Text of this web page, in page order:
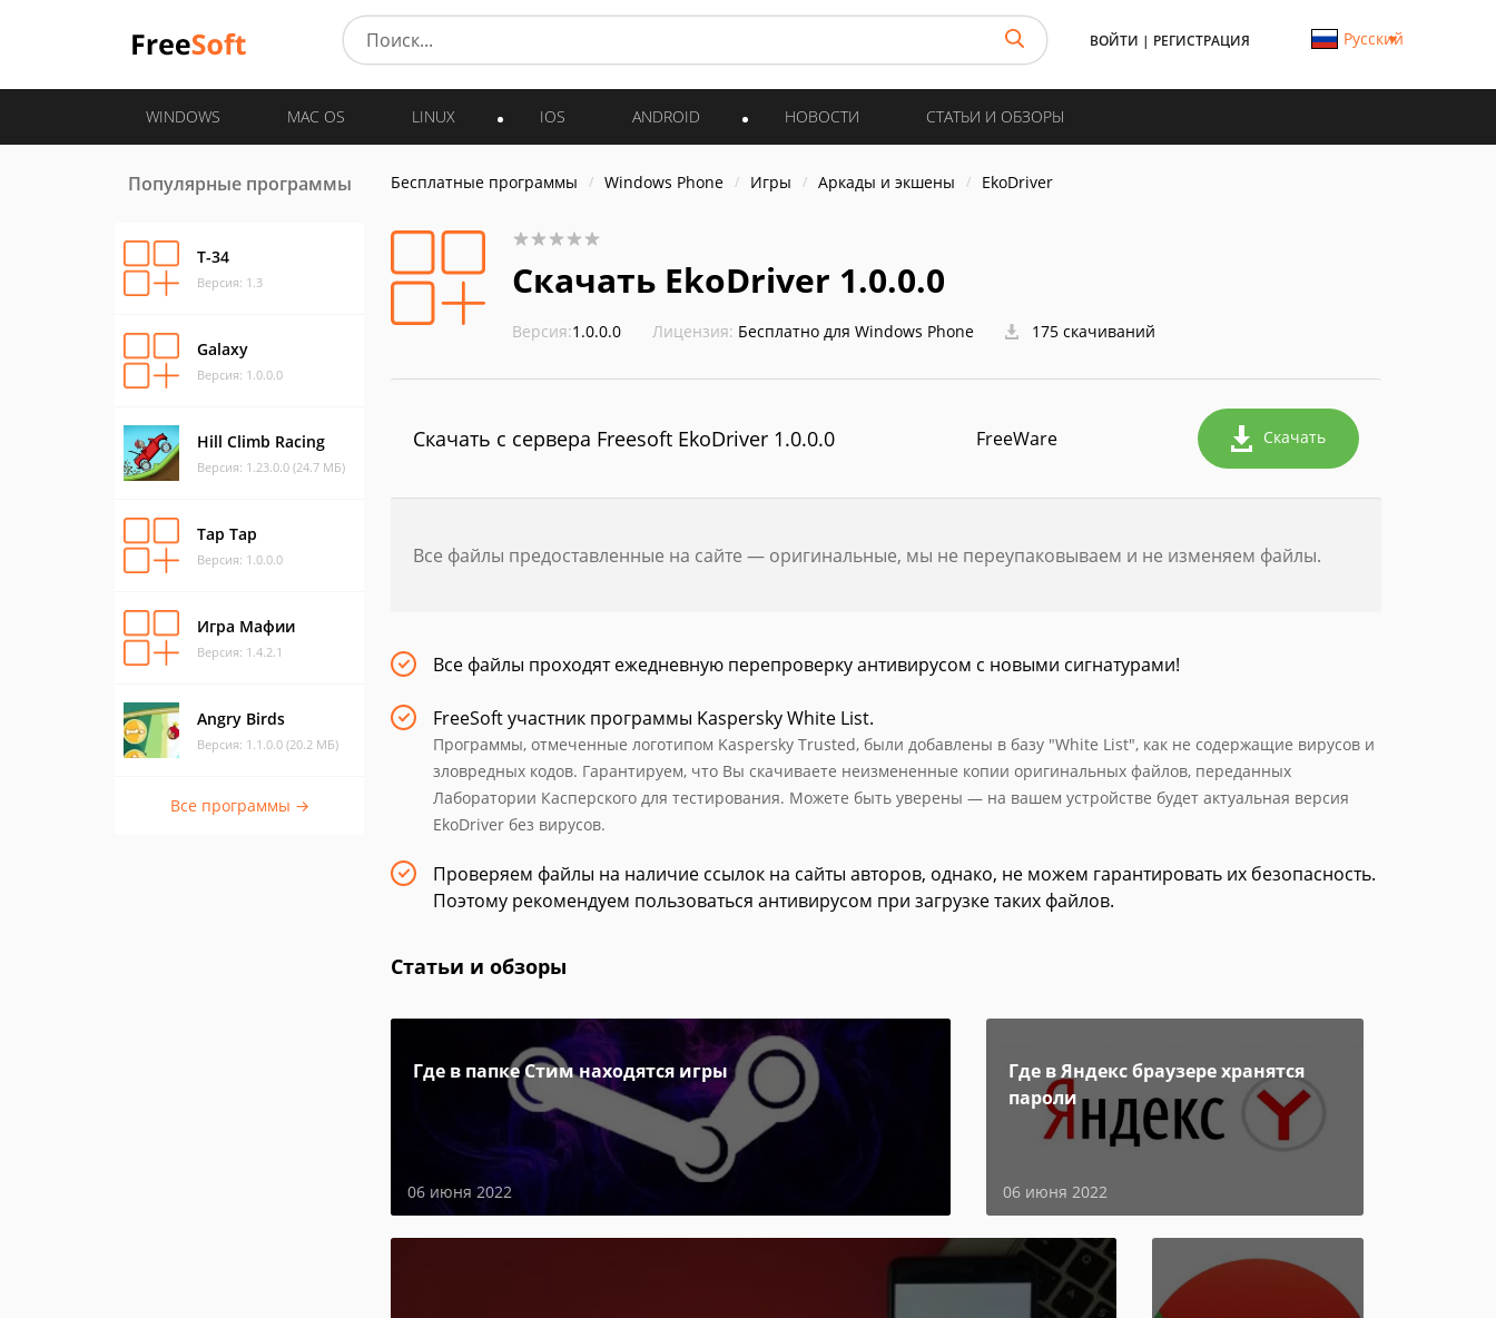
ВОЙТИ | РЕГИСТРАЦИЯ Русский
WINDOWS MAC OS LINUX IOS ANDROID НОВОСТИ СТАТЬИ И ОБЗОРЫ
Популярные программы
Т-34
Версия: 1.3
Galaxy
Версия: 1.0.0.0
Hill Climb Racing
Версия: 1.23.0.0 (24.7 МБ)
Tap Tap
Версия: 1.0.0.0
Игра Мафии
Версия: 1.4.2.1
Angry Birds
Версия: 1.1.0.0 (20.2 МБ)
Все программы →
Бесплатные программы Windows Phone Игры Аркады и экшены EkoDriver
Скачать EkoDriver 1.0.0.0
Версия:1.0.0.0 Лицензия: Бесплатно для Windows Phone 175 скачиваний
Скачать с сервера Freesoft EkoDriver 1.0.0.0 FreeWare Скачать
Все файлы предоставленные на сайте — оригинальные, мы не переупаковываем и не изменяем файлы.
Все файлы проходят ежедневную перепроверку антивирусом с новыми сигнатурами!
FreeSoft участник программы Kaspersky White List.
Программы, отмеченные логотипом Kaspersky Trusted, были добавлены в базу "White List", как не содержащие вирусов и
зловредных кодов. Гарантируем, что Вы скачиваете неизмененные копии оригинальных файлов, переданных
Лаборатории Касперского для тестирования. Можете быть уверены — на вашем устройстве будет актуальная версия
EkoDriver без вирусов.
Проверяем файлы на наличие ссылок на сайты авторов, однако, не можем гарантировать их безопасность.
Поэтому рекомендуем пользоваться антивирусом при загрузке таких файлов.
Статьи и обзоры
Где в папке Стим находятся игры
06 июня 2022
Где в Яндекс браузере хранятся
пароли
06 июня 2022